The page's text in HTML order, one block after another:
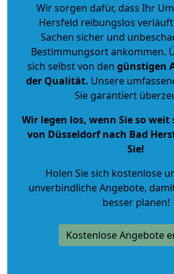
Wir sorgen dafür, dass Ihr
Hersfeld reibungslos
Sachen sicher und
Bestimmungsort ankommen.
sich selbst von den günstigen
der Qualität. Unsere
Sie garantiert
Wir legen los, wenn Sie so
von Düsseldorf nach Bad
Sie!
Holen Sie sich kostenlose
unverbindliche Angebote,
besser planen!
Kostenlose Angebote